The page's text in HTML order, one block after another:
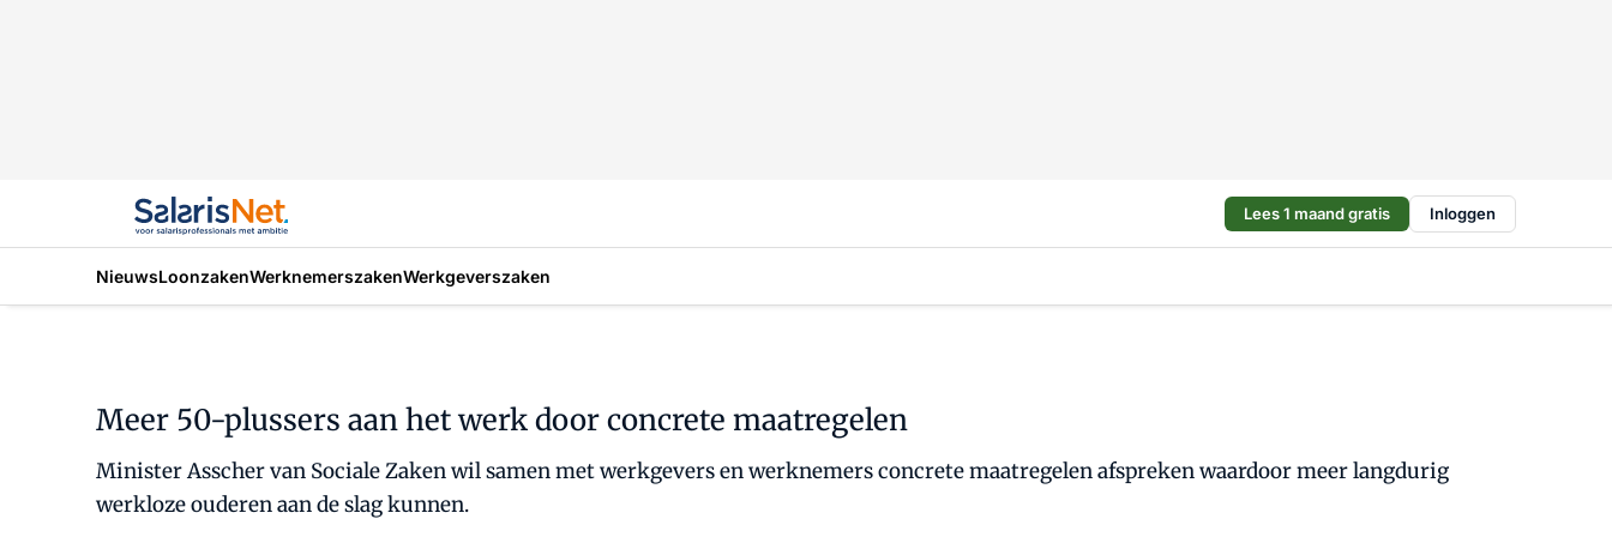
Lees 1 maand gratis Inloggen
NieuwsLoonzakenWerknemerszakenWerkgeverszaken
Meer 50-plussers aan het werk door concrete maatregelen
Minister Asscher van Sociale Zaken wil samen met werkgevers en werknemers concrete maatregelen afspreken waardoor meer langdurig
werkloze ouderen aan de slag kunnen.